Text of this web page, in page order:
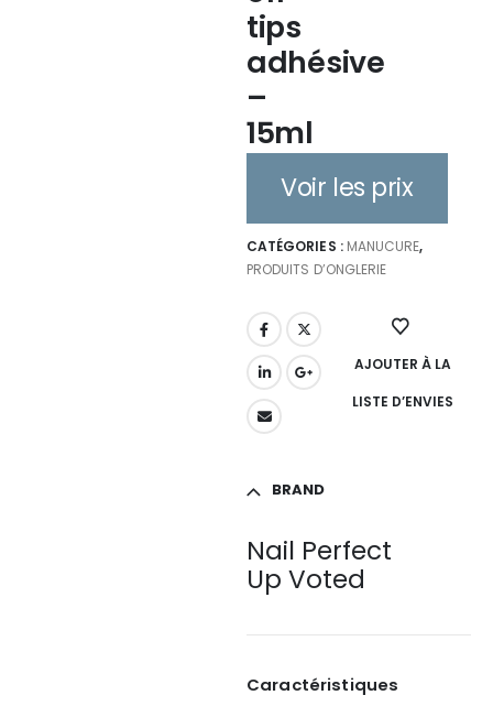
tips
adhésive
–
15ml
Voir les prix
CATÉGORIES : MANUCURE,
PRODUITS D’ONGLERIE
AJOUTER À LA
LISTE D’ENVIES
BRAND
Nail Perfect
Up Voted
Caractéristiques